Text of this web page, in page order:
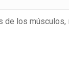
los músculos,